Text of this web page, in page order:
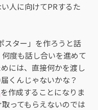
人に向けてPRするた
スター」を作ろうと話
度も話し合いを進めて
には、直接何かを渡し
くんじゃないかな？
を作成することになりま
ってもらえないのでは